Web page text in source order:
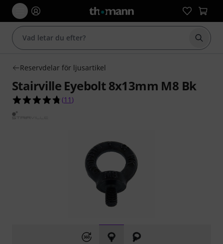
Börja
Reservdelar för ljusartikel
Stairville Eyebolt 8x13mm M8 Bk
4.7 av 5 stjärnor från 11 kundbetyg
(11 )